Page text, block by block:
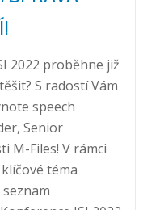
2022 proběhne již
S radostí Vám
speech
Senior
M-Files! V rámci
téma